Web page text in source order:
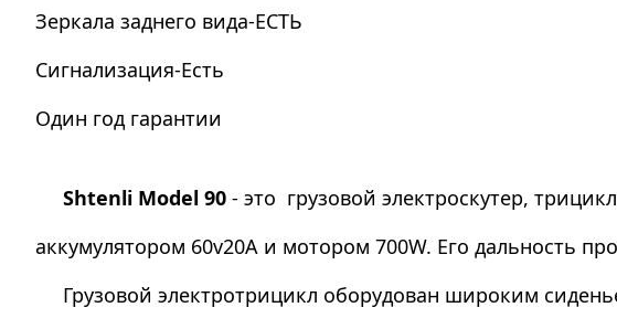
Зеркала заднего вида-ЕСТЬ
Сигнализация-Есть
Один год гарантии
Shtenli Model 90 - это грузовой электроскутер,
аккумулятором 60v20А и мотором 700W. Его дальность
Грузовой электротрицикл оборудован широким